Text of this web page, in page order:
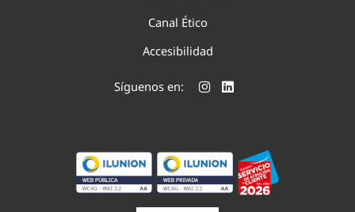
Canal Ético
Accesibilidad
Síguenos en: